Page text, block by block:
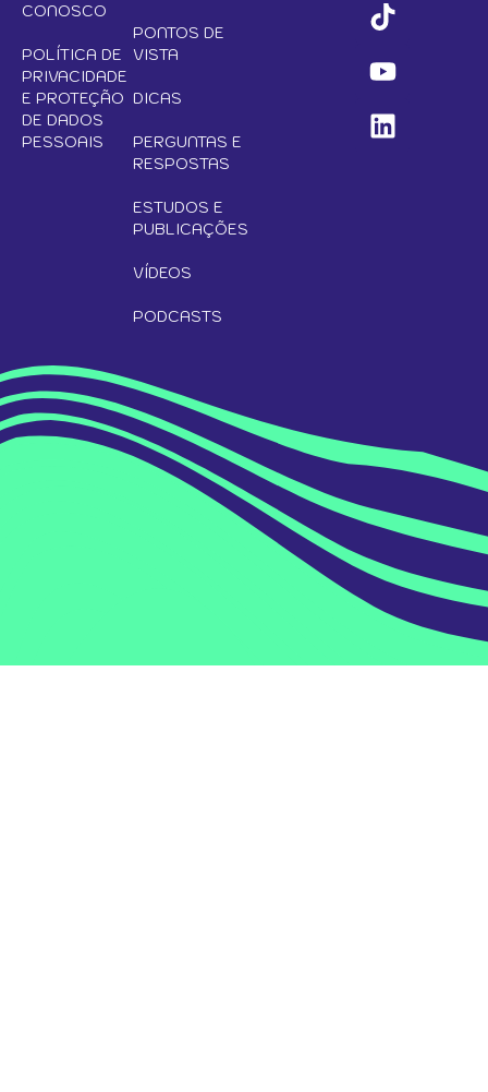
CONOSCO
POLÍTICA DE
PRIVACIDADE
E PROTEÇÃO
DE DADOS
PESSOAIS
PONTOS DE
VISTA
DICAS
PERGUNTAS E
RESPOSTAS
ESTUDOS E
PUBLICAÇÕES
VÍDEOS
PODCASTS